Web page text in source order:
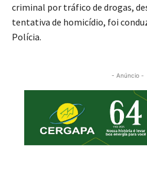
criminal por tráfico de drogas,
tentativa de homicídio, foi
Polícia.
- Anúncio -